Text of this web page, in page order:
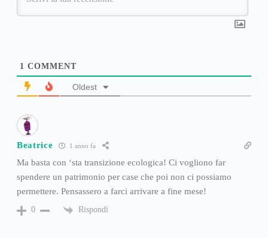
1 COMMENT
Oldest
Beatrice 1 anno fa
Ma basta con ‘sta transizione ecologica! Ci vogliono far
spendere un patrimonio per case che poi non ci possiamo
permettere. Pensassero a farci arrivare a fine mese!
0 Rispondi